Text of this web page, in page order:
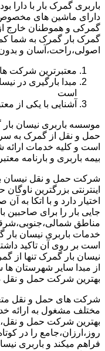
باربری گمرک بار با
دارای ماشین های
گمرکی و هموطنان خارج از
گمرک بار گمرک به شما
اصولی،راحت،آسان و
معتبرترین شرکت
مبدا بارگیری در
است
آشنایی با یکی از
موسسه باربری نیسان
حمل و نقل از گمرک به
است و کلیه خدمات
بیمه باربری و بارنامه
شرکت حمل و نقل نیسان
اینترنتی بزرگترین
اختیار دارد و با اتکا به
جایی بار را برای صاحبین
مناطق
خدمات باربری نیسان بار
است بر روی آن تاکید
نیسان بار گمرک تنها از
از مبدا سایر شهرستان
بهترین شرکت حمل و
شرکت های حمل و نقل
مختلف مشغول به ارائه
بهترین شرکت حمل و
روز،ارزان،جامع را در
فراهم میکند و باربری